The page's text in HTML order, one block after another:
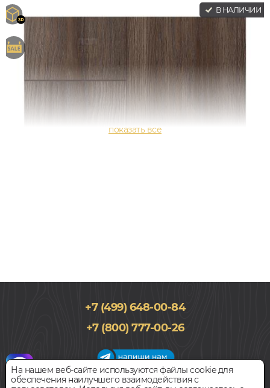
В НАЛИЧИИ
193x1292, 12мм
33 класс, Дуб, Однополосный, Влагостойкий
Цена за 1 м² 1 520руб.
+7 (499) 648-00-84
+7 (800) 777-00-26
График работы салона
На нашем веб-сайте используются файлы cookie для
обеспечения наилучшего взаимодействия с